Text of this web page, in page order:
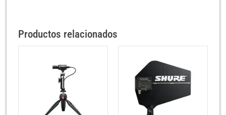
Productos relacionados